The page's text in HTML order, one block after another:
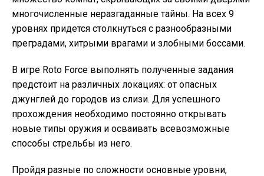
многочисленные неразгаданные тайны. На всех 9
уровнях придется столкнуться с разнообразными
преградами, хитрыми врагами и злобными боссами.
В игре Roto Force выполнять полученные задания
предстоит на различных локациях: от опасных
джунглей до городов из слизи. Для успешного
прохождения необходимо постоянно открывать
новые типы оружия и осваивать всевозможные
способы стрельбы из него.
Пройдя разные по сложности основные уровни,